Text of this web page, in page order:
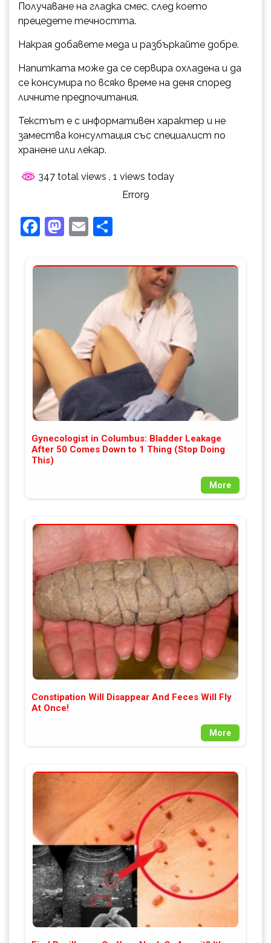
Получаване на гладка смес, след което
прецедете течността.
Накрая добавете меда и разбъркайте добре.
Напитката може да се сервира охладена и да
се консумира по всяко време на деня според
личните предпочитания.
Текстът е с информативен характер и не
замества консултация със специалист по
хранене или лекар.
347 total views , 1 views today
Error9
Facebook
Mastodon
Email
Gynecologist in Columbus: Bladder Leakage
After 50 Comes Down to 1 Thing (Stop Doing
This)
More
Constipation Will Disappear And Feces Will Fly
At Once!
More